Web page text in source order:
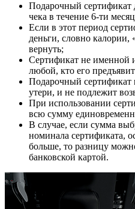
Подарочный сертификат
чека в течение 6-ти
Если в этот период
деньги, словно калории,
вернуть;
Сертификат не именной
любой, кто его
Подарочный сертификат
утери, и не подлежит
При использовании
всю сумму
В случае, если сумма
номинала сертификата,
больше, то разницу
банковской картой.